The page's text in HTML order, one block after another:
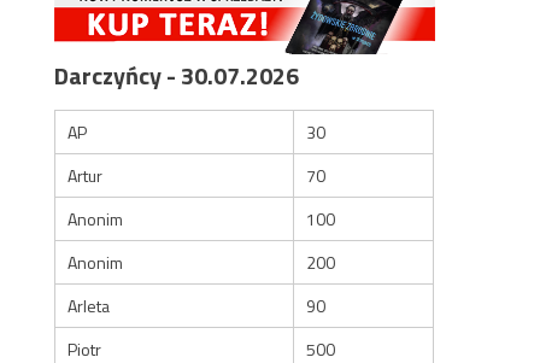
Darczyńcy - 30.07.2026
AP
30
Artur
70
Anonim
100
Anonim
200
Arleta
90
Piotr
500